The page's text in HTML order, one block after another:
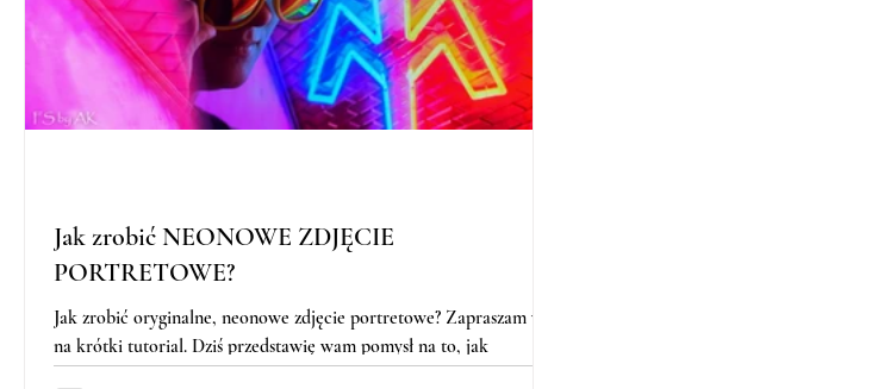
Jak zrobić NEONOWE ZDJĘCIE
PORTRETOWE?
Jak zrobić oryginalne, neonowe zdjęcie portretowe? Zapraszam was
na krótki tutorial. Dziś przedstawię wam pomysł na to, jak